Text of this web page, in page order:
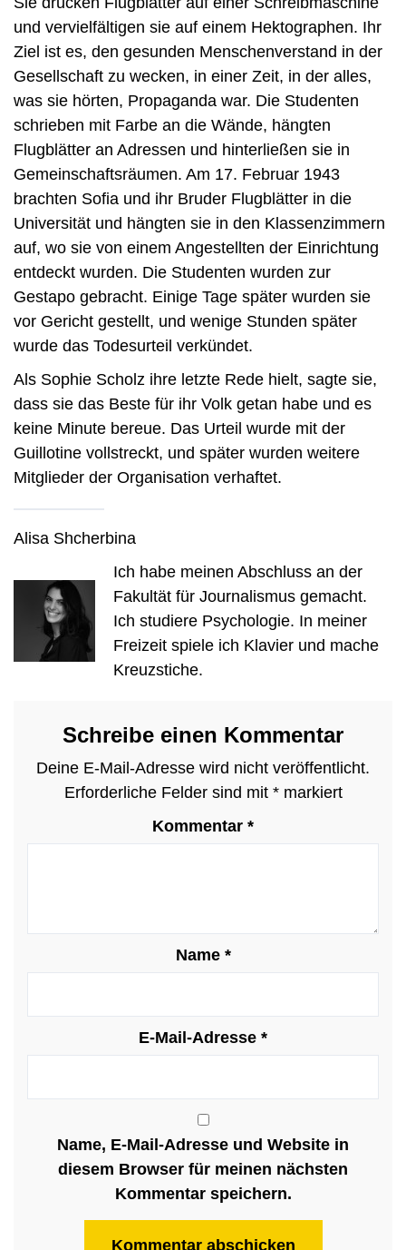
und vervielfältigen sie auf einem Hektographen. Ihr
Ziel ist es, den gesunden Menschenverstand in der
Gesellschaft zu wecken, in einer Zeit, in der alles,
was sie hörten, Propaganda war. Die Studenten
schrieben mit Farbe an die Wände, hängten
Flugblätter an Adressen und hinterließen sie in
Gemeinschaftsräumen. Am 17. Februar 1943
brachten Sofia und ihr Bruder Flugblätter in die
Universität und hängten sie in den Klassenzimmern
auf, wo sie von einem Angestellten der Einrichtung
entdeckt wurden. Die Studenten wurden zur
Gestapo gebracht. Einige Tage später wurden sie
vor Gericht gestellt, und wenige Stunden später
wurde das Todesurteil verkündet.
Als Sophie Scholz ihre letzte Rede hielt, sagte sie,
dass sie das Beste für ihr Volk getan habe und es
keine Minute bereue. Das Urteil wurde mit der
Guillotine vollstreckt, und später wurden weitere
Mitglieder der Organisation verhaftet.
Alisa Shcherbina
Ich habe meinen Abschluss an der
Fakultät für Journalismus gemacht.
Ich studiere Psychologie. In meiner
Freizeit spiele ich Klavier und mache
Kreuzstiche.
Schreibe einen Kommentar
Deine E-Mail-Adresse wird nicht veröffentlicht.
Erforderliche Felder sind mit *markiert
Kommentar *
Name *
E-Mail-Adresse *
Name, E-Mail-Adresse und Website in
diesem Browser für meinen nächsten
Kommentar speichern.